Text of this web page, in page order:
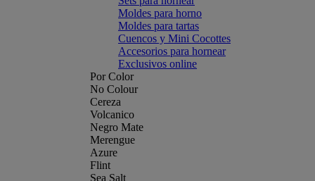
Moldes para horno
Moldes para tartas
Cuencos y Mini Cocottes
Accesorios para hornear
Exclusivos online
Por Color
No Colour
Cereza
Volcanico
Negro Mate
Merengue
Azure
Flint
Sea Salt